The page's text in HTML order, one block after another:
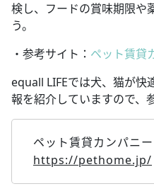
検し、フードの賞味期限や
う。
・参考サイト： ペット賃貸
equall LIFEでは犬、猫が快
報を紹介していますので、
ペット賃貸カンパニー
https://pethome.jp/